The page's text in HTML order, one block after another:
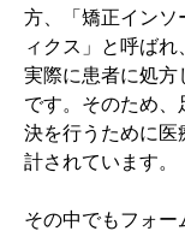
方、「矯正インソ
ィクス」と呼ば
実際に患者に処方
です。そのため
決を行うために医
計されています。
その中でもフォー